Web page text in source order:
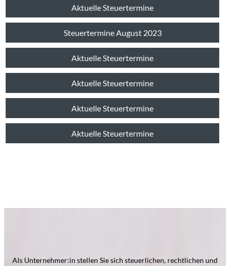
Aktuelle Steuertermine
Steuertermine August 2023
Aktuelle Steuertermine
Aktuelle Steuertermine
Aktuelle Steuertermine
Aktuelle Steuertermine
Als Unternehmer:in stellen Sie sich steuerlichen, rechtlichen und